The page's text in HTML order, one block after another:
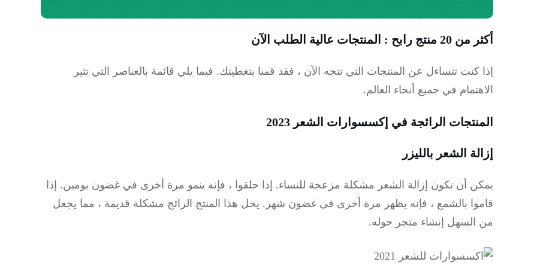
أكثر من 20 منتج رابح : المنتجات عالية الطلب الآن
إذا كنت تتساءل عن المنتجات التي تتجه الآن ، فقد قمنا بتغطيتك. فيما يلي قائمة بالعناصر التي تثير
الاهتمام في جميع أنحاء العالم.
المنتجات الرائجة في إكسسوارات الشعر 2023
إزالة الشعر بالليزر
يمكن أن تكون إزالة الشعر مشكلة مزعجة للنساء. إذا حلقوا ، فإنه ينمو مرة أخرى في غضون يومين. إذا
قاموا بالشمع ، فإنه يظهر مرة أخرى في غضون شهر. يحل هذا المنتج الرائج مشكلة قديمة ، مما يجعل
من السهل إنشاء متجر حوله.